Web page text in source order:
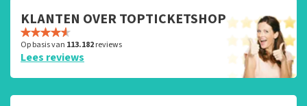
KLANTEN OVER TOPTICKETSHOP
Op basis van 113.182reviews
Lees reviews